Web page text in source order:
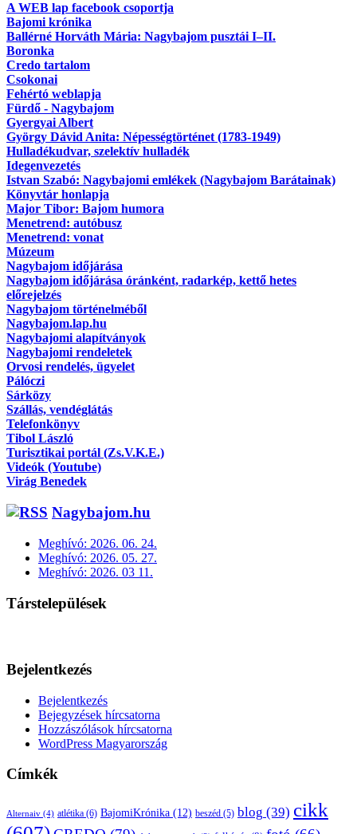
A WEB lap facebook csoportja
Bajomi krónika
Ballérné Horváth Mária: Nagybajom pusztái I–II.
Boronka
Credo tartalom
Csokonai
Fehértó weblapja
Fürdő - Nagybajom
Gyergyai Albert
György Dávid Anita: Népességtörténet (1783-1949)
Hulladékudvar, szelektív hulladék
Idegenvezetés
Istvan Szabó: Nagybajomi emlékek (Nagybajom Barátainak)
Könyvtár honlapja
Major Tibor: Bajom humora
Menetrend: autóbusz
Menetrend: vonat
Múzeum
Nagybajom időjárása
Nagybajom időjárása óránként, radarkép, kettő hetes
előrejelzés
Nagybajom történelméből
Nagybajom.lap.hu
Nagybajomi alapítványok
Nagybajomi rendeletek
Orvosi rendelés, ügyelet
Pálóczi
Sárközy
Szállás, vendéglátás
Telefonkönyv
Tibol László
Turisztikai portál (Zs.V.K.E.)
Videók (Youtube)
Virág Benedek
Nagybajom.hu
Meghívó: 2026. 06. 24.
Meghívó: 2026. 05. 27.
Meghívó: 2026. 03 11.
Társtelepülések
Bejelentkezés
Bejelentkezés
Bejegyzések hírcsatorna
Hozzászólások hírcsatorna
WordPress Magyarország
Címkék
Alternaiv (4) atlétika (6) BajomiKrónika (12) beszéd (5) blog (39) cikk